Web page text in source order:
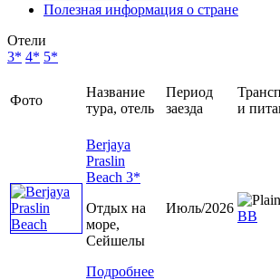
Полезная информация о стране
Отели
3* 4* 5*
Фото
Название
тура, отель
Период
заезда
и
Berjaya
Praslin
Beach 3*
Отдых на
море,
Сейшелы
Подробнее
Июль/2026
ВВ